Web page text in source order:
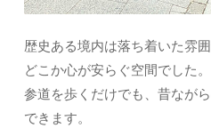
歴史ある境内は落ち着いた雰
どこか心が安らぐ空間でした。
参道を歩くだけでも、昔なが
できます。